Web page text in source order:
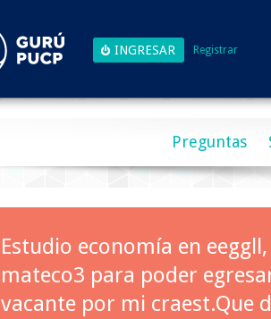
Registrar
Preguntas
Estudio economía en
mateco3 para poder
vacante por mi craest.Que